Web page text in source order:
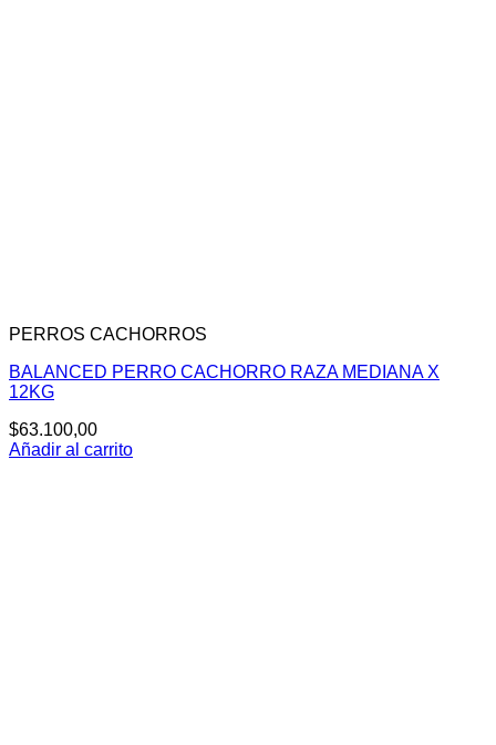
PERROS CACHORROS
BALANCED PERRO CACHORRO RAZA MEDIANA X
12KG
$63.100,00
Añadir al carrito